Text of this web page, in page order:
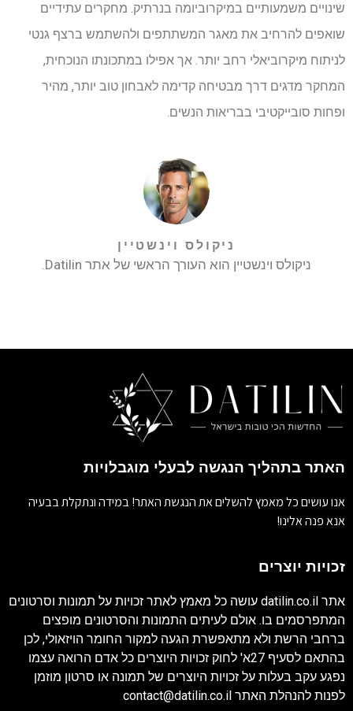
שינויים משמעותיים במיקרוביומה בנרתיק. מחקרים עתידיים
שואפים להרחיב את מאגר המשתתפים ולהשתמש ברצף גנטי
לניתוח מיקרוביאלי רחב יותר. אך אפילו במתכונתו הנוכחית,
המחקר מדגים דרך מבטיחה קדימה לאבחון טוב יותר, מהיר
ופחות סובייקטיבי בבריאות הנשים.
ניקולס וינשטיין
ניקולס וינשטיין הוא העורך הראשי של אתר Datilin.
האתר בתהליך הנגשה לבעלי מוגבלויות
אנו עושים כל מאמץ להשלים את הנגשת האתר! במידה ונתקלת בבעיה
אנא פנה אלינו!
זכויות יוצרים
אתר datilin.co.il עושה כל מאמץ לאתר זכויות על תמונות וסרטונים
המתפרסמים בו. אולם לעיתים התמונות והסרטונים מופצים
ברחבי הרשת ולא מתאפשרת הגעה למקור החומר הויזאולי, לכן
בהתאם לסעיף 27א' לחוק זכויות היוצרים כל אדם הרואה עצמו
נפגע עקב בעלות על זכויות היוצרים של תמונה או סרטון מוזמן
לפנות להנהלת האתר contact@datilin.co.il